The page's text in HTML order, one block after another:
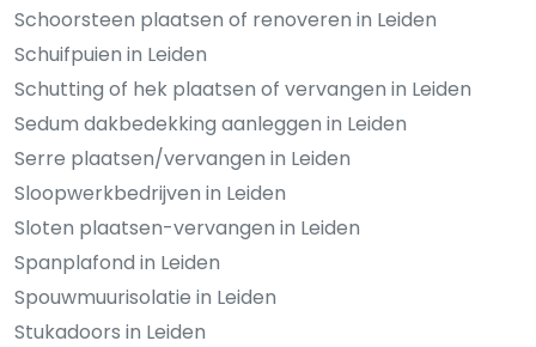
Schoorsteen plaatsen of renoveren in Leiden
Schuifpuien in Leiden
Schutting of hek plaatsen of vervangen in Leiden
Sedum dakbedekking aanleggen in Leiden
Serre plaatsen/vervangen in Leiden
Sloopwerkbedrijven in Leiden
Sloten plaatsen-vervangen in Leiden
Spanplafond in Leiden
Spouwmuurisolatie in Leiden
Stukadoors in Leiden